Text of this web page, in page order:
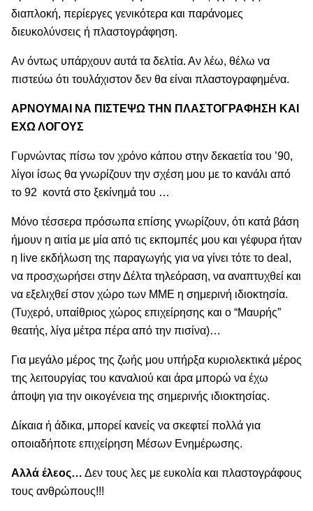
διαπλοκή, περίεργες γενικότερα και παράνομες
διευκολύνσεις ή πλαστογράφηση.
Αν όντως υπάρχουν αυτά τα δελτία. Αν λέω, θέλω να
πιστεύω ότι τουλάχιστον δεν θα είναι πλαστογραφημένα.
ΑΡΝΟΥΜΑΙ ΝΑ ΠΙΣΤΕΨΩ ΤΗΝ ΠΛΑΣΤΟΓΡΑΦΗΣΗ ΚΑΙ
ΕΧΩ ΛΟΓΟΥΣ
Γυρνώντας πίσω τον χρόνο κάπου στην δεκαετία του ’90,
λίγοι ίσως θα γνωρίζουν την σχέση μου με το κανάλι από
το 92 κοντά στο ξεκίνημά του …
Μόνο τέσσερα πρόσωπα επίσης γνωρίζουν, ότι κατά βάση
ήμουν η αιτία με μία από τις εκπομπές μου και γέφυρα ήταν
η live εκδήλωση της παραγωγής για να γίνει τότε το deal,
να προσχωρήσει στην Δέλτα τηλεόραση, να αναπτυχθεί και
να εξελιχθεί στον χώρο των ΜΜΕ η σημερινή ιδιοκτησία.
(Τυχερό, υπαίθριος χώρος επιχείρησης και ο “Μαυρής”
θεατής, λίγα μέτρα πέρα από την πισίνα)…
Για μεγάλο μέρος της ζωής μου υπήρξα κυριολεκτικά μέρος
της λειτουργίας του καναλιού και άρα μπορώ να έχω
άποψη για την οικογένεια της σημερινής ιδιοκτησίας.
Δίκαια ή άδικα, μπορεί κανείς να σκεφτεί πολλά για
οποιαδήποτε επιχείρηση Μέσων Ενημέρωσης.
Αλλά έλεος… Δεν τους λες με ευκολία και πλαστογράφους
τους ανθρώπους!!!